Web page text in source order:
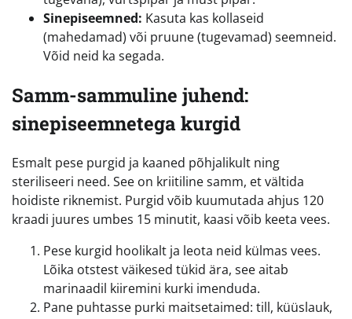
Sinepiseemned: Kasuta kas kollaseid
(mahedamad) või pruune (tugevamad) seemneid.
Võid neid ka segada.
Samm-sammuline juhend:
sinepiseemnetega kurgid
Esmalt pese purgid ja kaaned põhjalikult ning
steriliseeri need. See on kriitiline samm, et vältida
hoidiste riknemist. Purgid võib kuumutada ahjus 120
kraadi juures umbes 15 minutit, kaasi võib keeta vees.
Pese kurgid hoolikalt ja leota neid külmas vees.
Lõika otstest väikesed tükid ära, see aitab
marinaadil kiiremini kurki imenduda.
Pane puhtasse purki maitsetaimed: till, küüslauk,